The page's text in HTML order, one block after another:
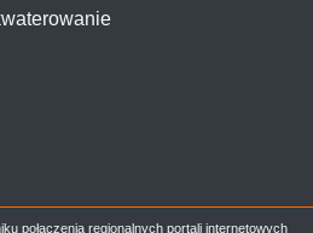
połączenia regionalnych portali internetowych